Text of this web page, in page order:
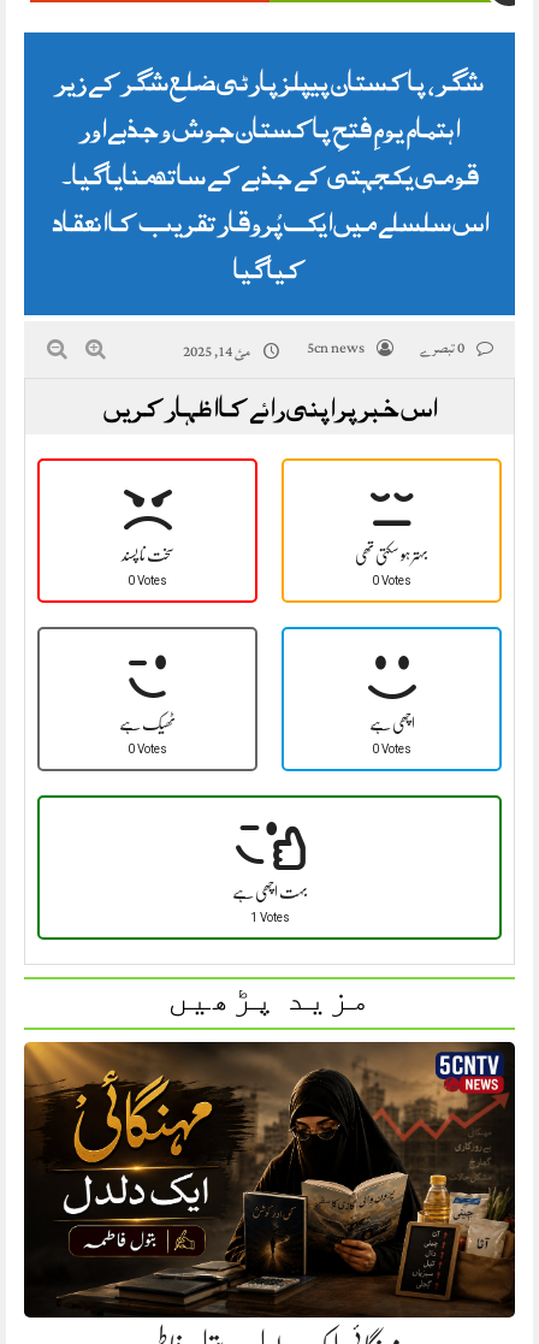
شگر ، پاکستان پیپلز پارٹی ضلع شگر کے زیر
اہتمام یومِ فتحِ پاکستان جوش و جذبے اور
قومی یکجہتی کے جذبے کے ساتھ منایا گیا۔
اس سلسلے میں ایک پُروقار تقریب کا انعقاد
کیا گیا
5cn news مئ 14, 2025
اس خبر پر اپنی رائے کا اظہار کریں
سخت نا پسند
0 Votes
بہتر ہو سکتی تھی
0 Votes
ٹھیک ہے
0 Votes
اچھی ہے
0 Votes
بہت اچھی ہے
1 Votes
مزید پڑھیں